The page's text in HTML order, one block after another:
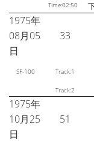
Time:02:50
1975年
08月05
日
33
SF-100 Track:1
Track:2
1975年
10月25
日
51